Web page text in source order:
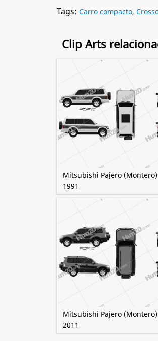
Tags: Carro compacto,
Clip Arts
Mitsubishi Pajero
1991
Mitsubishi Pajero
2011